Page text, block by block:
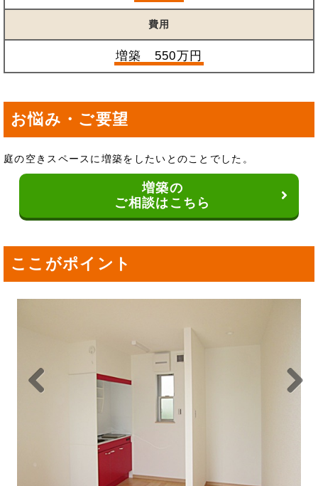
費用
増築 550万円
お悩み・ご要望
庭の空きスペースに増築をしたいとのことでした。
増築の
ご相談はこちら
ここがポイント